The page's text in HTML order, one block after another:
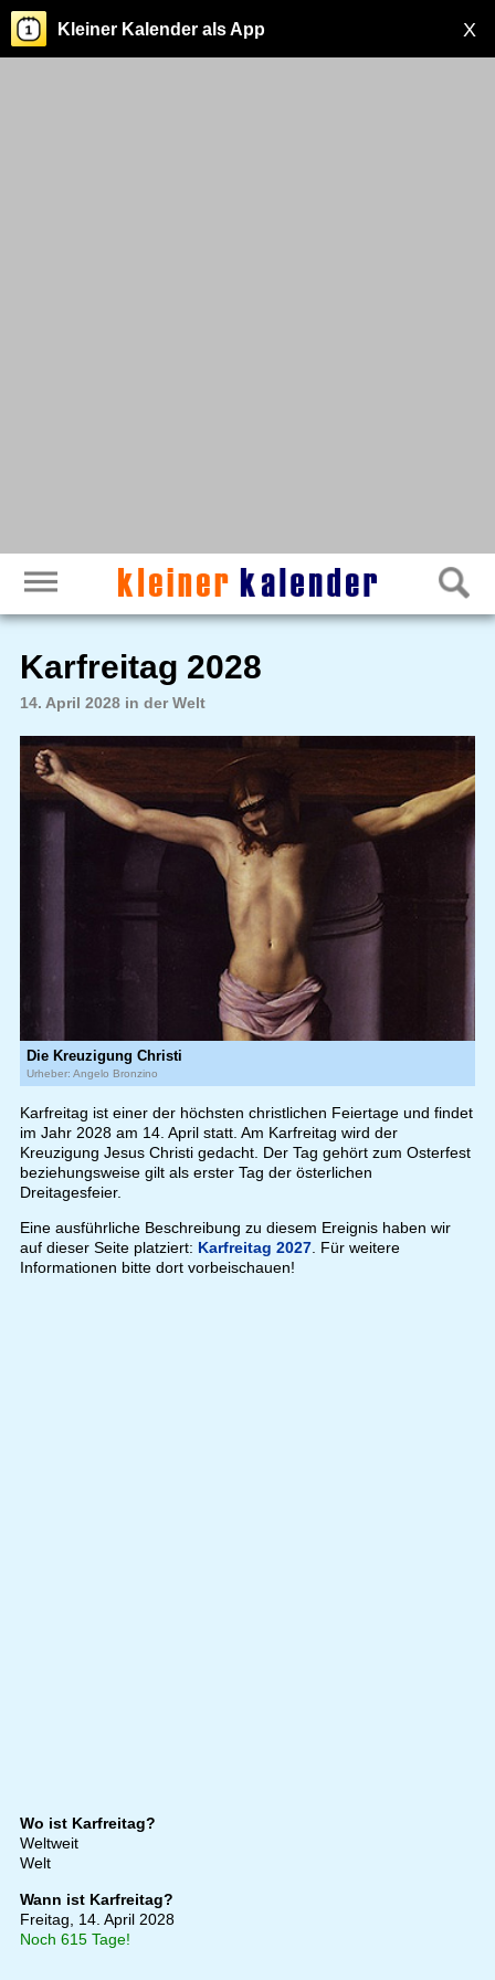
X
Kleiner Kalender als App
Karfreitag 2028
14. April 2028 in der Welt
Die Kreuzigung Christi
Urheber: Angelo Bronzino
Karfreitag ist einer der höchsten christlichen Feiertage und findet
im Jahr 2028 am 14. April statt. Am Karfreitag wird der
Kreuzigung Jesus Christi gedacht. Der Tag gehört zum Osterfest
beziehungsweise gilt als erster Tag der österlichen
Dreitagesfeier.
Eine ausführliche Beschreibung zu diesem Ereignis haben wir
auf dieser Seite platziert: Karfreitag 2027. Für weitere
Informationen bitte dort vorbeischauen!
Wo ist Karfreitag?
Weltweit
Welt
Wann ist Karfreitag?
Freitag, 14. April 2028
Noch 615 Tage!